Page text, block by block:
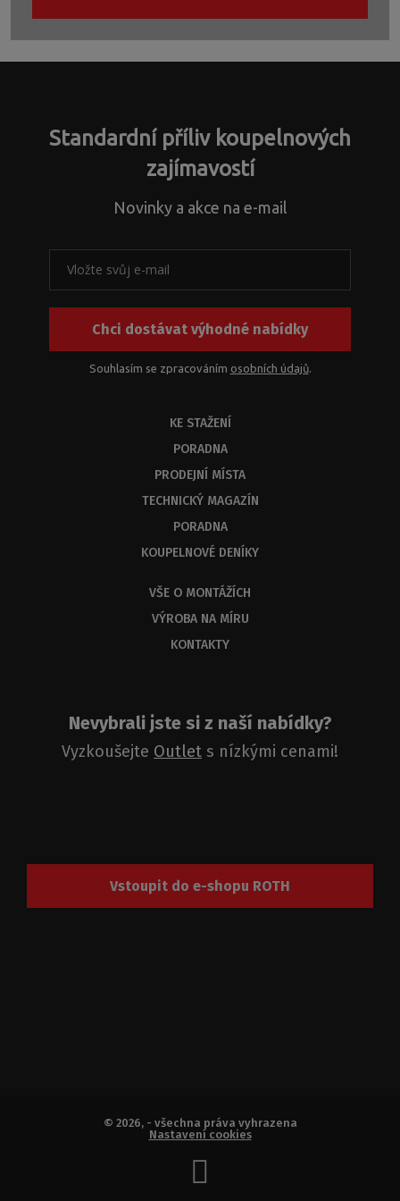
řešení
problematikou
našim
produktům
nebo
kombinací.
se
nepodařilo
Standardní příliv koupelnových
zajímavostí
Novinky a akce na e-mail
Chci dostávat výhodné nabídky
Souhlasím se zpracováním osobních údajů.
KE STAŽENÍ
PORADNA
PRODEJNÍ MÍSTA
TECHNICKÝ MAGAZÍN
PORADNA
KOUPELNOVÉ DENÍKY
VŠE O MONTÁŽÍCH
VÝROBA NA MÍRU
KONTAKTY
Nevybrali jste si z naší nabídky?
Vyzkoušejte Outlet s nízkými cenami!
Vstoupit do e-shopu ROTH
© 2026, - všechna práva vyhrazena
Nastavení cookies